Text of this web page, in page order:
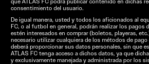
consentimiento del usuario.
De igual manera, usted y todos los aficionados al
FC, o al futbol en general, podrán realizar los pagos
estén interesados en comprar (boletos, playeras,
necesario utilizar cualquiera de los métodos de
deberá proporcionar sus datos personales, sin que
ATLAS FC tenga acceso a dichos datos, ya que
y exclusivamente manejada y administrada por los